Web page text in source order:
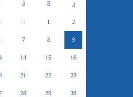
პ შ კ
31 1 2
7 8 9
14 15 16
21 22 23
28 29 30